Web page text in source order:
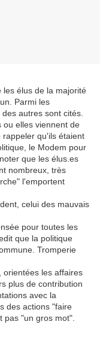
les élus de la majorité
Parmi les
autres sont cités.
ou elles viennent de
qu'ils étaient
le Modem pour
que les élus.es
nombreux, très
l'emportent
celui des mauvais
pour toutes les
que la politique
Tromperie
orientées les affaires
plus de contribution
avec la
des actions "faire
pas "un gros mot".